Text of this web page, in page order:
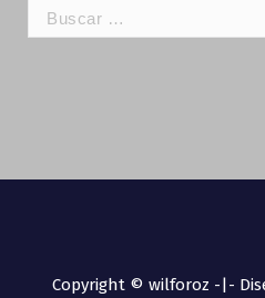
Copyright © wilforoz -|-